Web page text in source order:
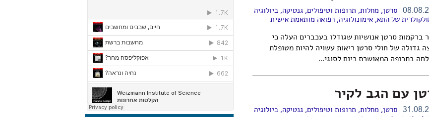
סרטן, מחלות, תרופות וטיפולים,גנטיקה,ביולוגיה
של התא,אימונולוגיה,רפואה מותאמת אישית
ברקמות סרטן אנושיות שגודלו בעכברים העלה כי
גדולה של חולי סרטן ריאות עשויה להיות מטופלת
בתרופה המאושרת כיום לסוגי...
עם הגב לקיר
סרטן, מחלות, תרופות וטיפולים,גנטיקה,ביולוגיה